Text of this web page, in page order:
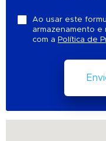
Ao usar este
armazenamento
com a Política de